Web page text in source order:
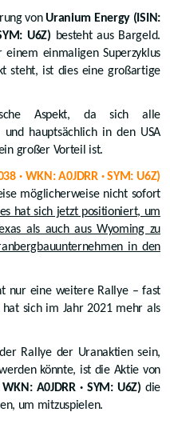
vonUranium Energy (ISIN:
U6Z) besteht aus Bargeld.
einmaligen Superzyklus
steht, ist dies eine großartige
Aspekt, da sich alle
hauptsächlich in den USA
großer Vorteil ist.
· WKN: A0JDRR · SYM: U6Z)
möglicherweise nicht sofort
hat sich jetzt positioniert, um
als auch aus Wyoming zu
in den
nur eine weitere Rallye – fast
sich im Jahr 2021 mehr als
Rallye der Uranaktien sein,
könnte, ist die Aktie von
A0JDRR · SYM: U6Z) die
um mitzuspielen.